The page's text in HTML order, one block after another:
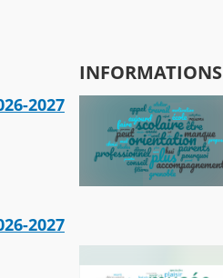
2027
2027
INFORMATIONS